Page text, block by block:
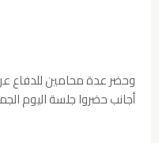
وحضر عدة محامين للدفاع
أجانب حضروا جلسة اليوم الجمعة 15